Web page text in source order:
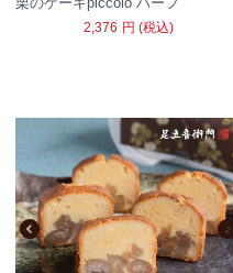
2,376 円 (税込)